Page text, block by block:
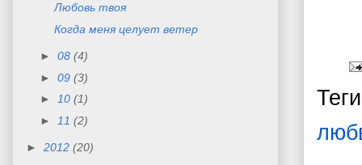
Любовь твоя
Когда меня целует ветер
► 08 (4)
► 09 (3)
►
10 (1)
►
11 (2)
► 2012 (20)